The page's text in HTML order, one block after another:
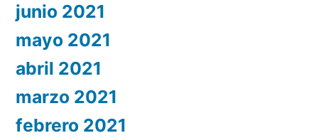
junio 2021
mayo 2021
abril 2021
marzo 2021
febrero 2021